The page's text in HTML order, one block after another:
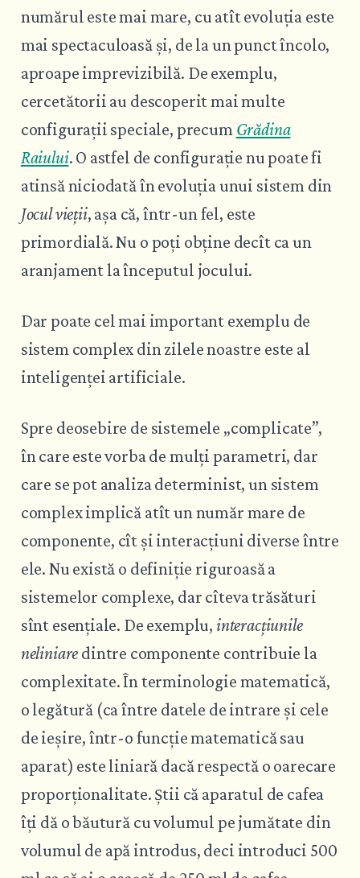
numărul este mai mare, cu atît evoluția este
mai spectaculoasă și, de la un punct încolo,
aproape imprevizibilă. De exemplu,
cercetătorii au descoperit mai multe
configurații speciale, precum Grădina
Raiului. O astfel de configurație nu poate fi
atinsă niciodată în evoluția unui sistem din
Jocul vieții, așa că, într-un fel, este
primordială. Nu o poți obține decît ca un
aranjament la începutul jocului.
Dar poate cel mai important exemplu de
sistem complex din zilele noastre este al
inteligenței artificiale.
Spre deosebire de sistemele „complicate”,
în care este vorba de mulți parametri, dar
care se pot analiza determinist, un sistem
complex implică atît un număr mare de
componente, cît și interacțiuni diverse între
ele. Nu există o definiție riguroasă a
sistemelor complexe, dar cîteva trăsături
sînt esențiale. De exemplu, interacțiunile
neliniare dintre componente contribuie la
complexitate. În terminologie matematică,
o legătură (ca între datele de intrare și cele
de ieșire, într-o funcție matematică sau
aparat) este liniară dacă respectă o oarecare
proporționalitate. Știi că aparatul de cafea
îți dă o băutură cu volumul pe jumătate din
volumul de apă introdus, deci introduci 500